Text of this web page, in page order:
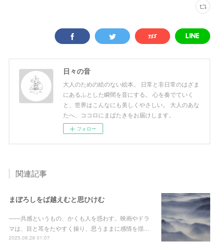
日々の音
大人のための絵のない絵本。 日常と非日常のはざま
にあるふとした瞬間を音にする。 心を奏でていく
と、世界はこんなにも美しくやさしい。 大人のあな
たへ、ココロにまばたきをお届けします。
フォロー
関連記事
まぼろしをば越えむと思ひけむ
――共感というもの、かくも人を惑わす。映画やドラ
マは、目と耳をたやすく操り、思うままに感情を揺…
2025.08.28 01:07